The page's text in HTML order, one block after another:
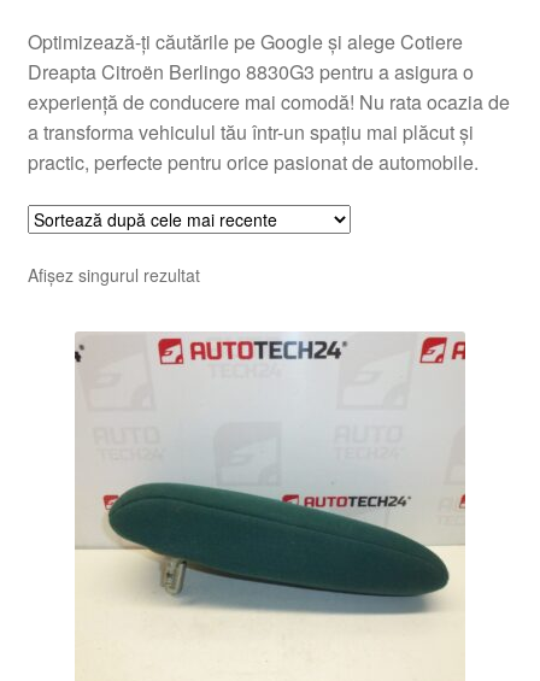
Procedura de reclamație
Termeni si conditii
Optimizează-ți căutările pe Google și alege Cotiere
Dreapta Citroën Berlingo 8830G3 pentru a asigura o
experiență de conducere mai comodă! Nu rata ocazia de
a transforma vehiculul tău într-un spațiu mai plăcut și
practic, perfecte pentru orice pasionat de automobile.
Afișez singurul rezultat